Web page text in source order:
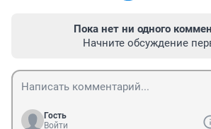
Пока нет ни одного
Начните обсуждение
Гость
Войти